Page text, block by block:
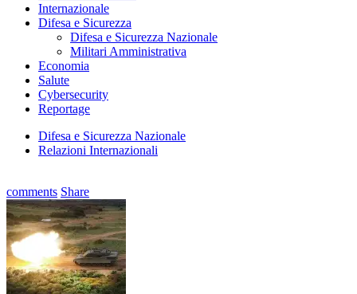
Internazionale
Difesa e Sicurezza
Difesa e Sicurezza Nazionale
Militari Amministrativa
Economia
Salute
Cybersecurity
Reportage
Difesa e Sicurezza Nazionale
Relazioni Internazionali
comments Share